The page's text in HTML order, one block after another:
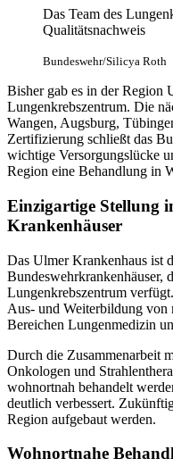
Das Team des
Qualitätsnachweis
Bundeswehr/Silicya Roth
Bisher gab es in der Region
Lungenkrebszentrum. Die
Wangen, Augsburg,
Zertifizierung schließt das
wichtige Versorgungslücke
Region eine Behandlung in
Einzigartige Stellung
Krankenhäuser
Das Ulmer Krankenhaus ist
Bundeswehrkrankenhäuser,
Lungenkrebszentrum
Aus- und Weiterbildung von
Bereichen Lungenmedizin
Durch die Zusammenarbeit
Onkologen und
wohnortnah behandelt
deutlich verbessert.
Region aufgebaut werden.
Wohnortnahe